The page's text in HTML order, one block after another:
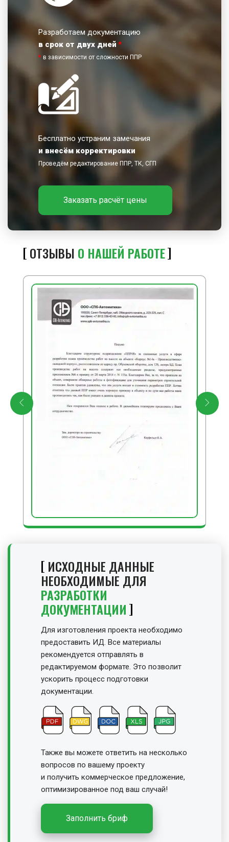
Разработаем документацию
в срок от двух дней *
* в зависимости от сложности ППР
Бесплатно устраним замечания
и внесём корректировки
Проведём редактирование ППР, ТК, СГП
Заказать расчёт цены
ОТЗЫВЫ О НАШЕЙ РАБОТЕ
ИСХОДНЫЕ ДАННЫЕ
НЕОБХОДИМЫЕ ДЛЯ
РАЗРАБОТКИ
ДОКУМЕНТАЦИИ
Для изготовления проекта необходимо
предоставить ИД. Все материалы
рекомендуется отправлять в
редактируемом формате. Это позволит
ускорить процесс подготовки
документации.
Также вы можете ответить на несколько
вопросов по вашему проекту
и получить коммерческое предложение,
оптимизированное под ваш случай!
Заполнить бриф